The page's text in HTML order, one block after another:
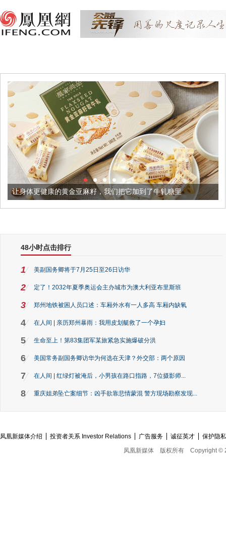
黄金亚麻籽，我们把它加到了牛轧糖里 被列入佛家七宝
48小时点击排行
1 美副国务卿将于7月25日至26日访华
2 定了！2032年夏季奥运会主办城市为澳大利亚布里斯班
3 郑州地铁被困人员口述：车厢外水有一人多高 车厢内缺氧
4 在人间 | 亲历郑州暴雨：我用皮划艇救了一个孕妇
5 生命至上！第83集团军某旅紧急实施爆破分洪
6 美国常务副国务卿访华为何选在天津？外交部：两个原因
7 在人间 | 红绿灯被淹后，小男孩在路口指路，7位摄影师...
8 重庆姐弟坠亡案细节：凶手欲靠悲情蒙混 警方现场勘察发现...
凤凰新媒体介绍 投资者关系 Investor Relations 广告服务 诚征英才
保护隐
凤凰新媒体
版权所有 Copyright ©